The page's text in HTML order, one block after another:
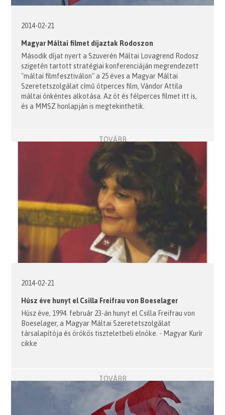
2014-02-21
Magyar Máltai filmet díjaztak Rodoszon
Második díjat nyert a Szuverén Máltai Lovagrend Rodosz
szigetén tartott stratégiai konferenciáján megrendezett
"máltai filmfesztiválon" a 25 éves a Magyar Máltai
Szeretetszolgálat című ötperces film, Vándor Attila
máltai önkéntes alkotása. Az öt és félperces filmet itt is,
és a MMSZ honlapján is megtekinthetik.
TOVÁBB
2014-02-21
Húsz éve hunyt el Csilla Freifrau von Boeselager
Húsz éve, 1994. február 23-án hunyt el Csilla Freifrau von
Boeselager, a Magyar Máltai Szeretetszolgálat
társalapítója és örökös tiszteletbeli elnöke. - Magyar Kurír
cikke
TOVÁBB